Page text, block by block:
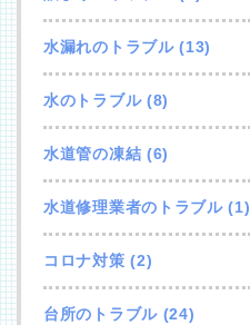
水漏れのトラブル(13)
水のトラブル(8)
水道管の凍結 (6)
水道修理業者のトラブル(1)
コロナ対策 (2)
台所のトラブル(24)